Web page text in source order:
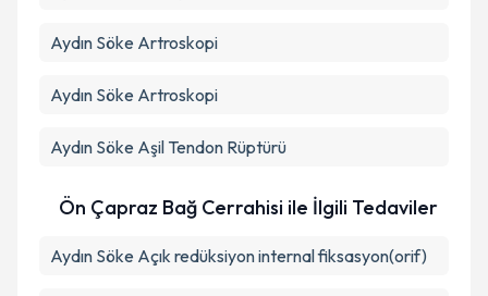
Aydın Söke Artroskopi
Aydın Söke Artroskopi
Aydın Söke Aşil Tendon Rüptürü
Ön Çapraz Bağ Cerrahisi ile İlgili Tedaviler
Aydın Söke Açık redüksiyon internal fiksasyon(orif)